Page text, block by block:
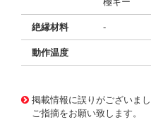
絶縁材料 -
動作温度
掲載情報に誤りがございま
ご指摘をお願い致します。